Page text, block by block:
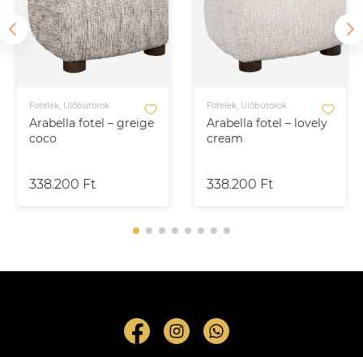
Arabella fotel – greige
coco
Fotelek, Ülőbútorok
338.200 Ft
Arabella fotel – lovely
cream
Fotelek, Ülőbútorok
338.200 Ft